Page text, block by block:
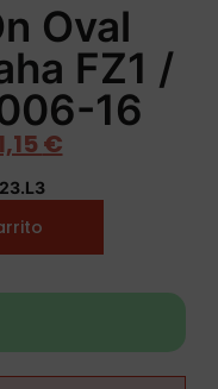
Oval
FZ1 /
16
€